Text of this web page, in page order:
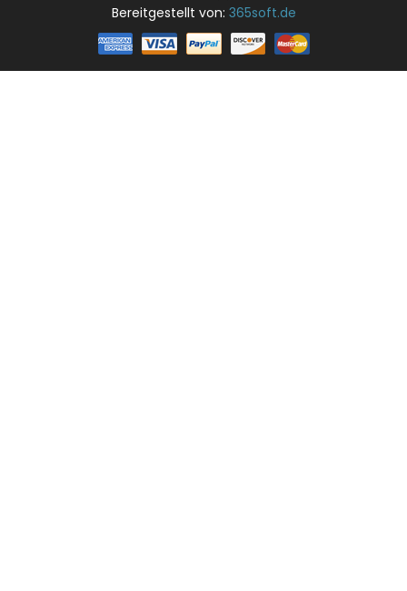
Bereitgestellt von: 365soft.de